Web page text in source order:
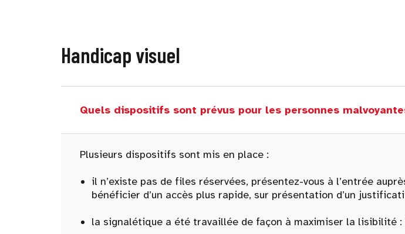
Handicap visuel
Quels dispositifs sont prévus pour les personnes
Plusieurs dispositifs sont mis en place :
il n’existe pas de files réservées, présentez-vous à l’entrée
bénéficier d’un accès plus rapide, sur présentation d’un
la signalétique a été travaillée de façon à maximiser la lisibilité